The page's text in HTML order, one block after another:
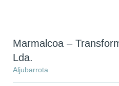
Marmalcoa –
Lda.
Aljubarrota